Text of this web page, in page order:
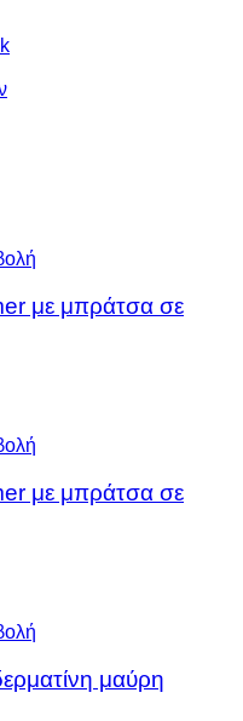
με μπράτσα σε
με μπράτσα σε
μαύρη